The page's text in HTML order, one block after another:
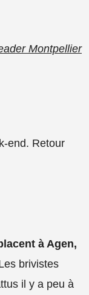
Montpellier
end. Retour
à Agen,
brivistes
il y a peu à